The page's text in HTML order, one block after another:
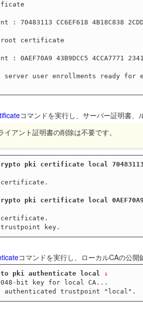
root certificate
server user enrollments ready for
コマンドを実行し、サーバー証明書
イアント証明書の削除は不要です。
pki certificate local 70483113
certificate.
pki certificate local 0AEF70A9
certificate.
コマンドを実行し、ローカルCAの公
pki authenticate local ↓
bit key for local CA...